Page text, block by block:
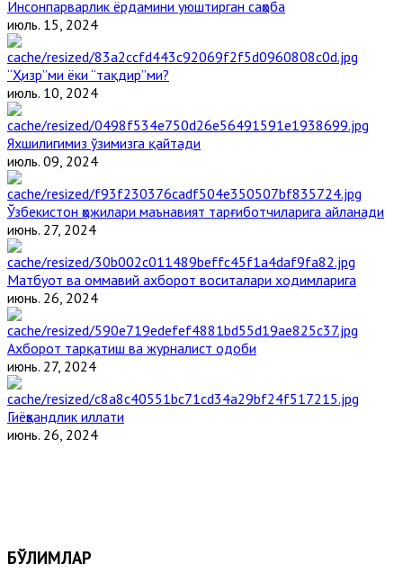
Инсонпарварлик ёрдамини уюштирган саҳоба
июль. 15, 2024
“Ҳизр”ми ёки “тақдир”ми?
июль. 10, 2024
Яхшилигимиз ўзимизга қайтади
июль. 09, 2024
Ўзбекистон ҳожилари маънавият тарғиботчиларига айланади
июнь. 27, 2024
Матбуот ва оммавий ахборот воситалари ходимларига
июнь. 26, 2024
Ахборот тарқатиш ва журналист одоби
июнь. 27, 2024
Гиёҳвандлик иллати
июнь. 26, 2024
БЎЛИМЛАР